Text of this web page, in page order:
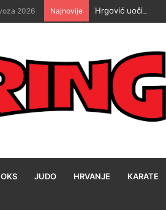
2026 Najnovije Hrgović uoči
JUDO HRVANJE KARATE